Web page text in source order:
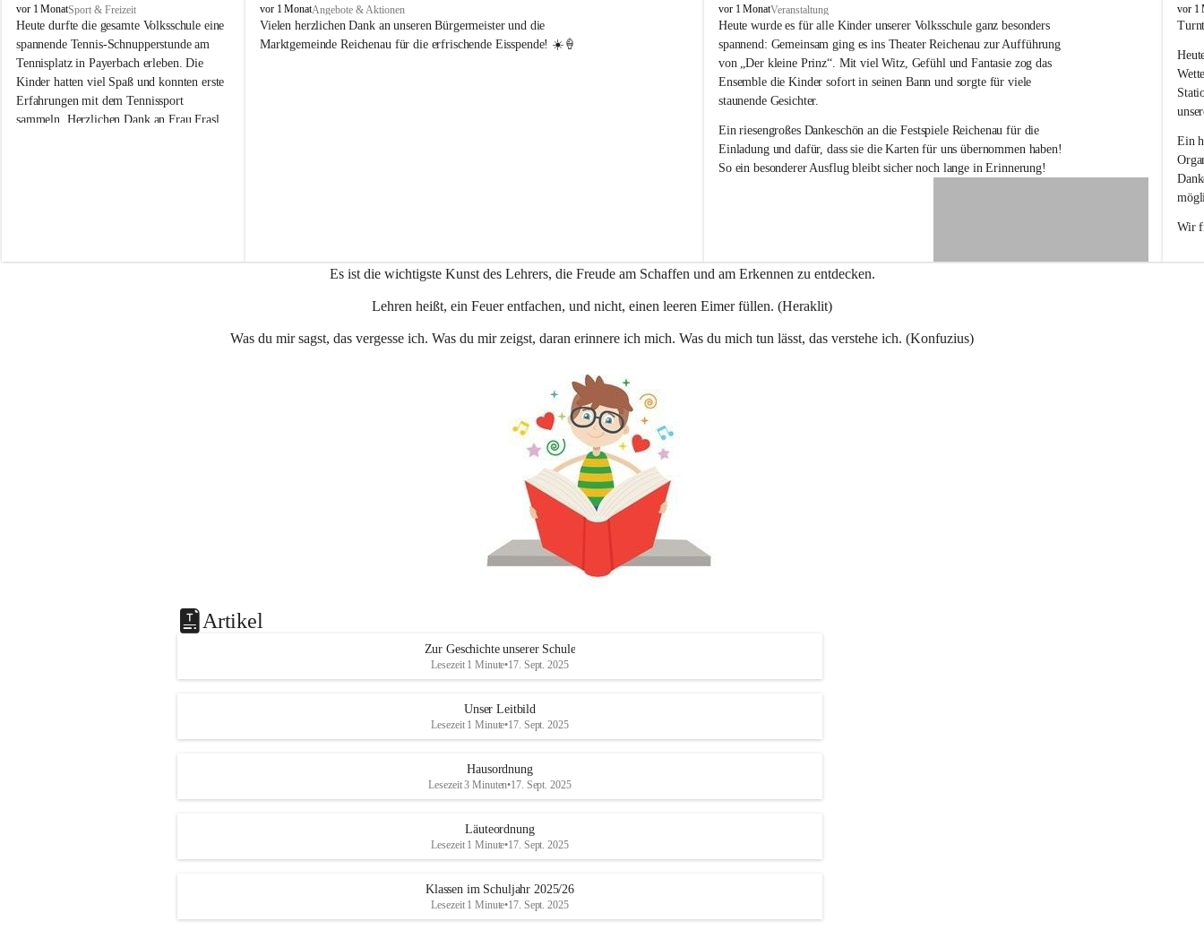
V
o
l
k
s
s
c
h
e
vor 1 MonatSport & Freizeit
Heute durfte die gesamte Volksschule eine
spannende Tennis-Schnupperstunde am
Tennisplatz in Payerbach erleben. Die
Kinder hatten viel Spaß und konnten erste
Erfahrungen mit dem Tennissport
sammeln. Herzlichen Dank an Frau Frasl
V
o
l
e
vor 1 MonatAngebote & Aktionen
Vielen herzlichen Dank an unseren Bürgermeister und die
Marktgemeinde Reichenau für die erfrischende Eisspende! ☀️🍦
V
o
l
k
s
s
c
h
u
l
e
e
n
a
u
vor 1 MonatVeranstaltung
Heute wurde es für alle Kinder unserer Volksschule ganz besonders
spannend: Gemeinsam ging es ins Theater Reichenau zur Aufführung
von „Der kleine Prinz“. Mit viel Witz, Gefühl und Fantasie zog das
Ensemble die Kinder sofort in seinen Bann und sorgte für viele
staunende Gesichter.
Ein riesengroßes Dankeschön an die Festspiele Reichenau für die
Einladung und dafür, dass sie die Karten für uns übernommen haben!
So ein besonderer Ausflug bleibt sicher noch lange in Erinnerung!
V
o
k
s
s
c
u
l
e
R
e
i
c
e
vor 1
Ein
Wir
Es ist die wichtigste Kunst des Lehrers, die Freude am Schaffen und am Erkennen zu entdecken.
Lehren heißt, ein Feuer entfachen, und nicht, einen leeren Eimer füllen. (Heraklit)
Was du mir sagst, das vergesse ich. Was du mir zeigst, daran erinnere ich mich. Was du mich tun lässt, das verstehe ich. (Konfuzius)
Artikel
Zur Geschichte unserer Schule
Lesezeit 1 Minute•17. Sept. 2025
Unser Leitbild
Lesezeit 1 Minute•17. Sept. 2025
Hausordnung
Lesezeit 3 Minuten•17. Sept. 2025
Läuteordnung
Lesezeit 1 Minute•17. Sept. 2025
Klassen im Schuljahr 2025/26
Lesezeit 1 Minute•17. Sept. 2025